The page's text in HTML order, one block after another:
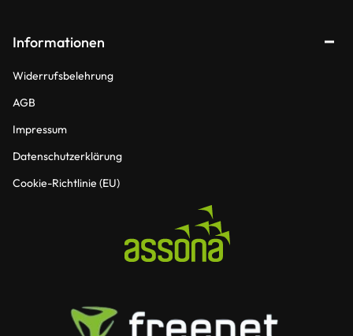
Informationen
Widerrufsbelehrung
AGB
Impressum
Datenschutzerklärung
Cookie-Richtlinie (EU)